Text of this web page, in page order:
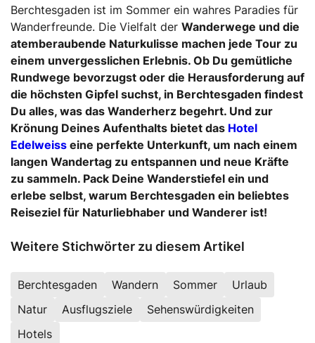
Berchtesgaden ist im Sommer ein wahres Paradies für
Wanderfreunde. Die Vielfalt der Wanderwege und die
atemberaubende Naturkulisse machen jede Tour zu
einem unvergesslichen Erlebnis. Ob Du gemütliche
Rundwege bevorzugst oder die Herausforderung auf
die höchsten Gipfel suchst, in Berchtesgaden findest
Du alles, was das Wanderherz begehrt. Und zur
Krönung Deines Aufenthalts bietet das Hotel
Edelweiss eine perfekte Unterkunft, um nach einem
langen Wandertag zu entspannen und neue Kräfte
zu sammeln. Pack Deine Wanderstiefel ein und
erlebe selbst, warum Berchtesgaden ein beliebtes
Reiseziel für Naturliebhaber und Wanderer ist!
Weitere Stichwörter zu diesem Artikel
Berchtesgaden Wandern Sommer
Urlaub
Natur
Ausflugsziele
Sehenswürdigkeiten
Hotels